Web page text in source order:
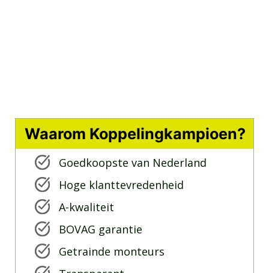
Waarom Koppelingkampioen?
Goedkoopste van Nederland
Hoge klanttevredenheid
A-kwaliteit
BOVAG garantie
Getrainde monteurs